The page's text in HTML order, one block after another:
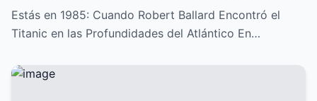
del Atlántico
Estás en 1985: Cuando Robert Ballard Encontró el
Titanic en las Profundidades del Atlántico En…